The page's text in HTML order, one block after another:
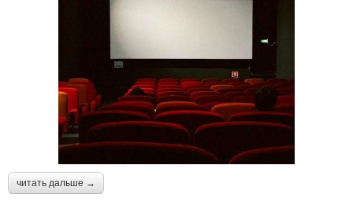
читать дальше →